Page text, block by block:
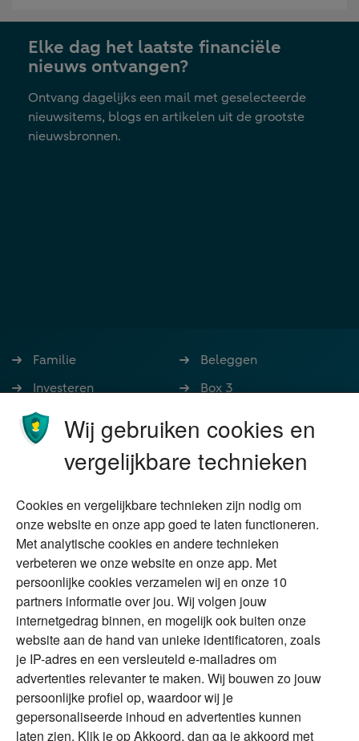
nieuwe
tab
Elke dag het laatste financiële
nieuws ontvangen?
Ontvang dagelijks een mail met geselecteerde
nieuwsitems, blogs en artikelen uit de grootste
nieuwsbronnen.
Familie
Investeren
Ondernemen
Stoppen met werken
Wonen
Beleggen
Box 3
Nalatenschap
Schenken
Duurzaam
Vermogensplanning
Tweede huis in
buitenland
DGA
Erfenis
Over Financial Focus
Specialisten
Financial Focus
magazine
The Exit Years
Contact
Alles voor en over vermogenden.
Wij gebruiken cookies en
vergelijkbare technieken
Cookies en vergelijkbare technieken zijn nodig om
onze website en onze app goed te laten functioneren.
Met analytische cookies en andere technieken
verbeteren we onze website en onze app. Met
persoonlijke cookies verzamelen wij en onze 10
partners informatie over jou. Wij volgen jouw
internetgedrag binnen, en mogelijk ook buiten onze
website aan de hand van unieke identificatoren, zoals
je IP-adres en een versleuteld e-mailadres om
advertenties relevanter te maken. Wij bouwen zo jouw
persoonlijke profiel op, waardoor wij je
gepersonaliseerde inhoud en advertenties kunnen
laten zien. Klik je op Akkoord, dan ga je akkoord met